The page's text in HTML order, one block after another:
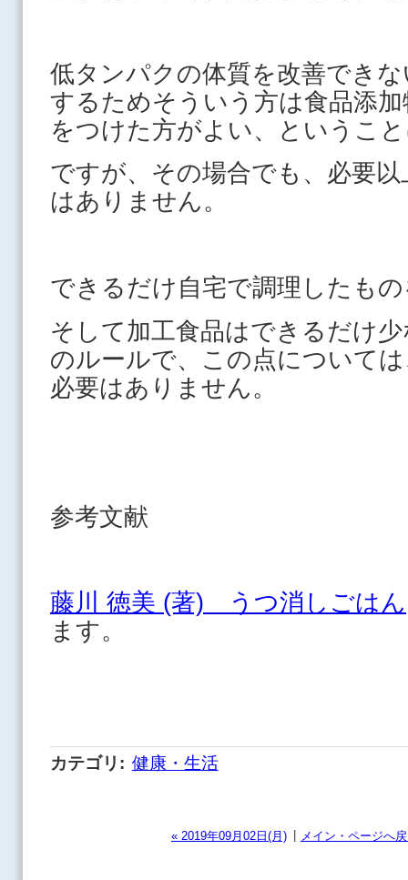
低タンパクの体質を改善でき
するためそういう方は食品添
をつけた方がよい、というこ
ですが、その場合でも、必要
はありません。
できるだけ自宅で調理したも
そして加工食品はできるだけ
のルールで、この点について
必要はありません。
参考文献
藤川 徳美 (著) うつ消しごはん
ます。
カテゴリ : 健康・生活
« 2019年09月02日(月) | メイン・ページへ